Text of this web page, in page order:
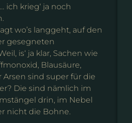
ich krieg‘ ja noch
wo’s langgeht, auf den
gesegneten
is‘ ja klar, Sachen wie
Blausäure,
sind super für die
Die sind nämlich im
drin, im Nebel
nicht die Bohne.